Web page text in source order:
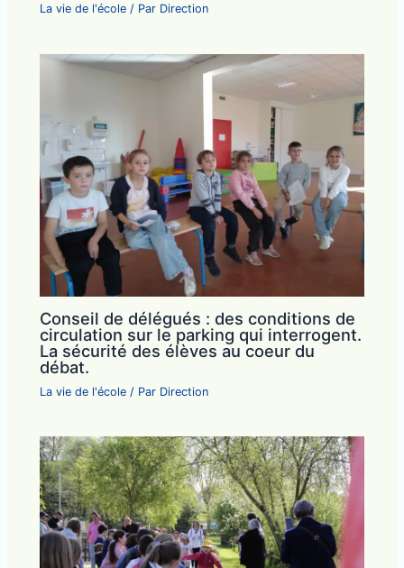
La vie de l'école / Par Direction
Conseil de délégués : des conditions de
circulation sur le parking qui interrogent.
La sécurité des élèves au coeur du
débat.
La vie de l'école / Par Direction